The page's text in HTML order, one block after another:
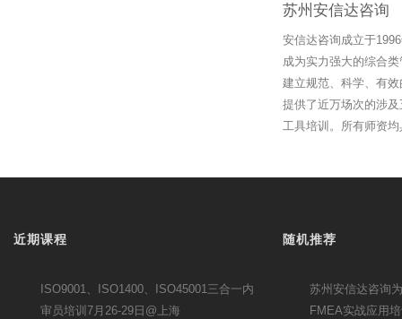
苏州安信达咨询
安信达咨询成立于
成为实力强大的综合
建立规范、科学、有
提供了近万场次的涉
工具培训。所有师资
近期课程
ISO9001、ISO1400、ISO45001三合一内
审员培训7月26-29日@上海
随机推荐
苏州安信达咨询
FMEA实战应用